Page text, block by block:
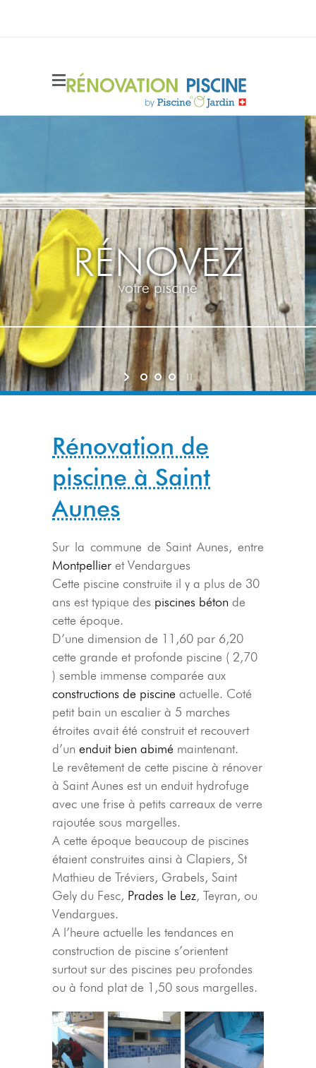
Side Menu
RÉNOVEZ
votre piscine
Rénovation de
piscine à Saint
Aunes
Sur la commune de Saint Aunes, entre
Montpellier et Vendargues
Cette piscine construite il y a plus de 30
ans est typique des piscines béton de
cette époque.
D’une dimension de 11,60 par 6,20
cette grande et profonde piscine ( 2,70
) semble immense comparée aux
constructions de piscine actuelle. Coté
petit bain un escalier à 5 marches
étroites avait été construit et recouvert
d’un enduit bien abimé maintenant.
Le revêtement de cette piscine à rénover
à Saint Aunes est un enduit hydrofuge
avec une frise à petits carreaux de verre
rajoutée sous margelles.
A cette époque beaucoup de piscines
étaient construites ainsi à Clapiers, St
Mathieu de Tréviers, Grabels, Saint
Gely du Fesc, Prades le Lez, Teyran, ou
Vendargues.
A l’heure actuelle les tendances en
construction de piscine s’orientent
surtout sur des piscines peu profondes
ou à fond plat de 1,50 sous margelles.